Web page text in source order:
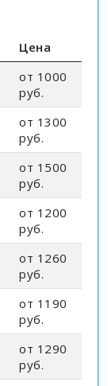
Цена
от 1000
руб.
от 1300
руб.
от 1500
руб.
от 1200
руб.
от 1260
руб.
от 1190
руб.
от 1290
руб.